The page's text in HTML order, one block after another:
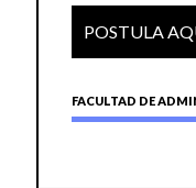
POSTULA
FACULTAD DE